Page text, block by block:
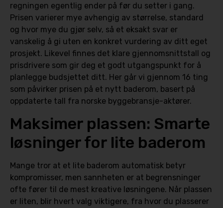
regningen egentlig ender på før du setter i gang.
Prisen varierer mye avhengig av størrelse, standard
og hvor mye du gjør selv, så et eksakt svar er
vanskelig å gi uten en konkret vurdering av ditt eget
prosjekt. Likevel finnes det klare gjennomsnittstall og
prisdrivere som gir deg et godt utgangspunkt for å
planlegge budsjettet ditt. Her går vi gjennom 16 ting
som påvirker prisen på et nytt baderom, basert på
oppdaterte tall fra norske byggebransje-aktører.
Maksimer plassen: Smarte
løsninger for lite baderom
Mange tror at et lite baderom automatisk betyr
kompromisser, men sannheten er at begrensninger
ofte fører til de mest kreative løsningene. Når plassen
er liten, blir hvert valg viktigere, fra hvor du plasserer